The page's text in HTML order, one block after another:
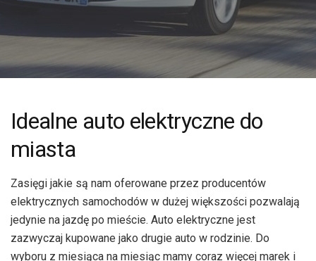
Idealne auto elektryczne do
miasta
Zasięgi jakie są nam oferowane przez producentów
elektrycznych samochodów w dużej większości pozwalają
jedynie na jazdę po mieście. Auto elektryczne jest
zazwyczaj kupowane jako drugie auto w rodzinie. Do
wyboru z miesiąca na miesiąc mamy coraz więcej marek i